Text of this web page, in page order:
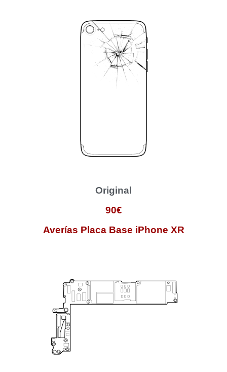
Original
90€
Averías Placa Base iPhone XR